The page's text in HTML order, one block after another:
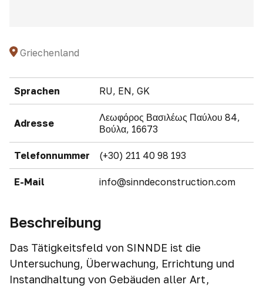
Griechenland
Sprachen RU, EN, GK
Adresse
Λεωφόρος Βασιλέως Παύλου 84,
Βούλα, 16673
Telefonnummer (+30) 211 40 98 193
E-Mail info@sinndeconstruction.com
Beschreibung
Das Tätigkeitsfeld von SINNDE ist die
Untersuchung, Überwachung, Errichtung und
Instandhaltung von Gebäuden aller Art,